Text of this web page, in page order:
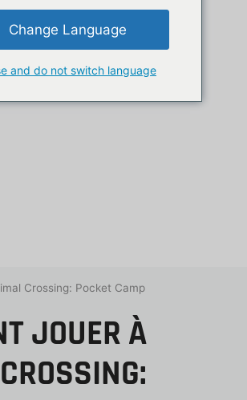
Crossing: Pocket Camp
JOUER À
Change Language
and do not switch language